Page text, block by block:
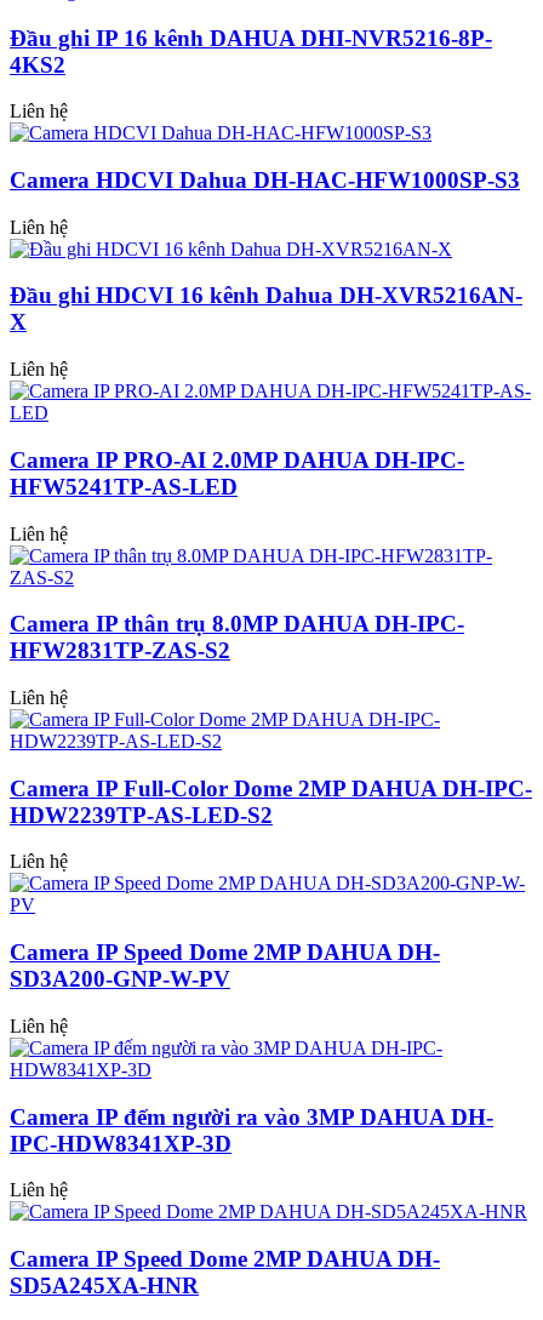
Đầu ghi IP 16 kênh DAHUA DHI-NVR5216-8P-
4KS2
Liên hệ
Camera HDCVI Dahua DH-HAC-HFW1000SP-S3
Liên hệ
Đầu ghi HDCVI 16 kênh Dahua DH-XVR5216AN-
X
Liên hệ
Camera IP PRO-AI 2.0MP DAHUA DH-IPC-
HFW5241TP-AS-LED
Liên hệ
Camera IP thân trụ 8.0MP DAHUA DH-IPC-
HFW2831TP-ZAS-S2
Liên hệ
Camera IP Full-Color Dome 2MP DAHUA DH-IPC-
HDW2239TP-AS-LED-S2
Liên hệ
Camera IP Speed Dome 2MP DAHUA DH-
SD3A200-GNP-W-PV
Liên hệ
Camera IP đếm người ra vào 3MP DAHUA DH-
IPC-HDW8341XP-3D
Liên hệ
Camera IP Speed Dome 2MP DAHUA DH-
SD5A245XA-HNR